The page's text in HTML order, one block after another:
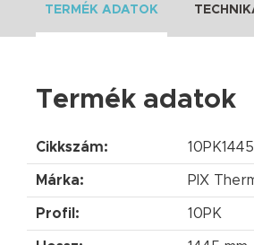
TERMÉK ADATOK
Termék adatok
Cikkszám:
Márka: PIX
Profil: 10PK